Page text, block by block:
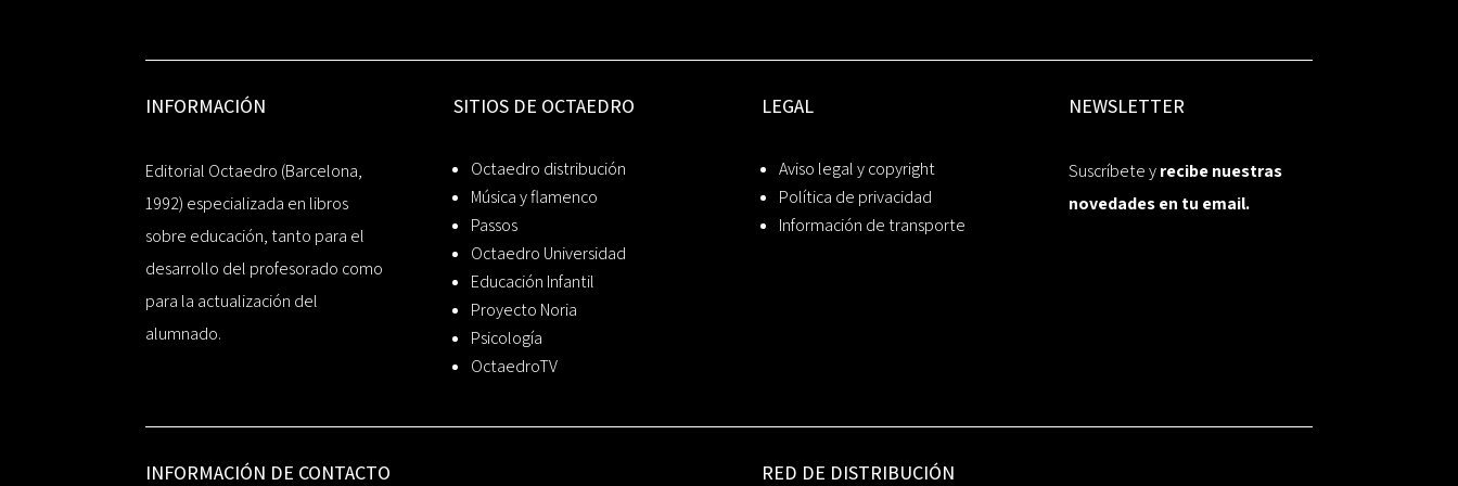
INFORMACIÓN
Editorial Octaedro (Barcelona,
1992) especializada en libros
sobre educación, tanto para el
desarrollo del profesorado como
para la actualización del
alumnado.
SITIOS DE OCTAEDRO
Octaedro distribución
Música y flamenco
Passos
Octaedro Universidad
Educación Infantil
Proyecto Noria
Psicología
OctaedroTV
LEGAL
Aviso legal y copyright
Política de privacidad
Información de transporte
NEWSLETTER
Suscríbete yrecibe nuestras
novedades en tu email.
INFORMACIÓN DE CONTACTO RED DE DISTRIBUCIÓN